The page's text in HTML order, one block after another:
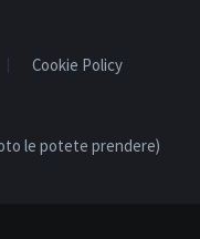
Cookie Policy
le potete prendere)